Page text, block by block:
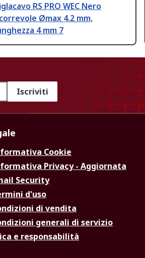
RS PRO WEC Nero
Ømax 4.2 mm,
4 mm 7
Iscriviti
Cookie
Privacy - Aggiornata
Security
d'uso
di vendita
generali di servizio
e responsabilità